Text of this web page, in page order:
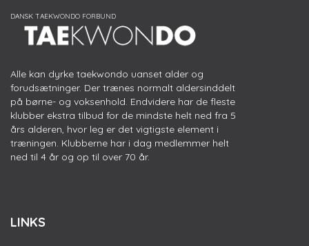
Alle kan dyrke taekwondo uanset alder og
forudsætninger. Der trænes normalt aldersinddelt
på børne- og voksenhold. Endvidere har de fleste
klubber ekstra tilbud for de mindste helt ned fra 5
års alderen, hvor leg er det vigtigste element i
træningen. Klubberne har i dag medlemmer helt
ned til 4 år og op til over 70 år.
LINKS